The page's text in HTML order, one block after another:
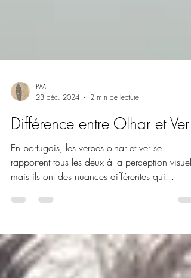
23 déc. 2024
2 min de lecture
Différence entre Olhar et Ver
En portugais, les verbes olhar et ver se
mais ils ont des nuances différentes qui...